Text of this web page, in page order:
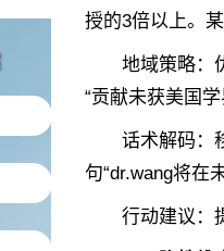
授的3倍以上。
地域策略‌：优
“贡献未获美国学
话术解码‌：移
句“dr.wang将在
行动建议‌：提